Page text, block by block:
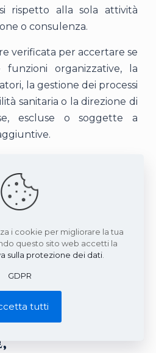
rispetto alla sola attività
o consulenza.
verificata per accertare se
organizzative, la
la gestione dei processi
sanitaria o la direzione di
escluse o soggette a
una descrizione
del numero di
erogati, delle deleghe
con la struttura, perché
incidere su massimale,
ed eventuali condizioni
i cookie per migliorare la tua
questo sito web accetti la
sulla protezione dei dati
GDPR
tutti